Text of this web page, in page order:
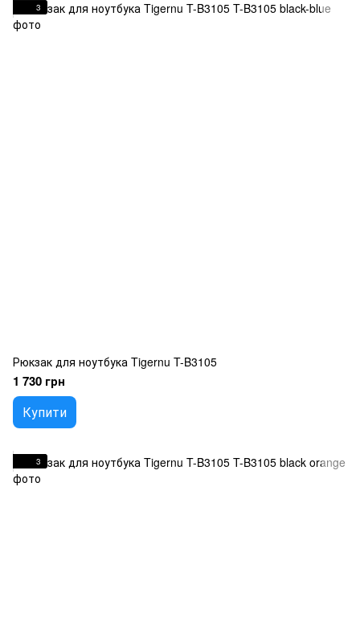
3
Рюкзак для ноутбука Tigernu T-B3105
1 730 грн
Купити
3